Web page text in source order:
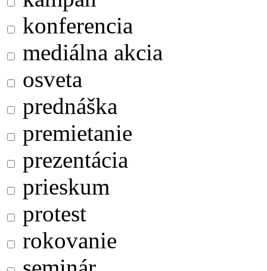
konferencia
mediálna akcia
osveta
prednáška
premietanie
prezentácia
prieskum
protest
rokovanie